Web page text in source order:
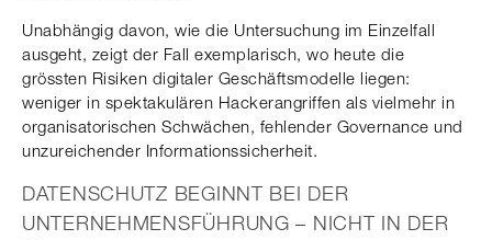
Unabhängig davon, wie die Untersuchung im Einzelfall
ausgeht, zeigt der Fall exemplarisch, wo heute die
grössten Risiken digitaler Geschäftsmodelle liegen:
weniger in spektakulären Hackerangriffen als vielmehr in
organisatorischen Schwächen, fehlender Governance und
unzureichender Informationssicherheit.
DATENSCHUTZ BEGINNT BEI DER
UNTERNEHMENSFÜHRUNG – NICHT IN DER